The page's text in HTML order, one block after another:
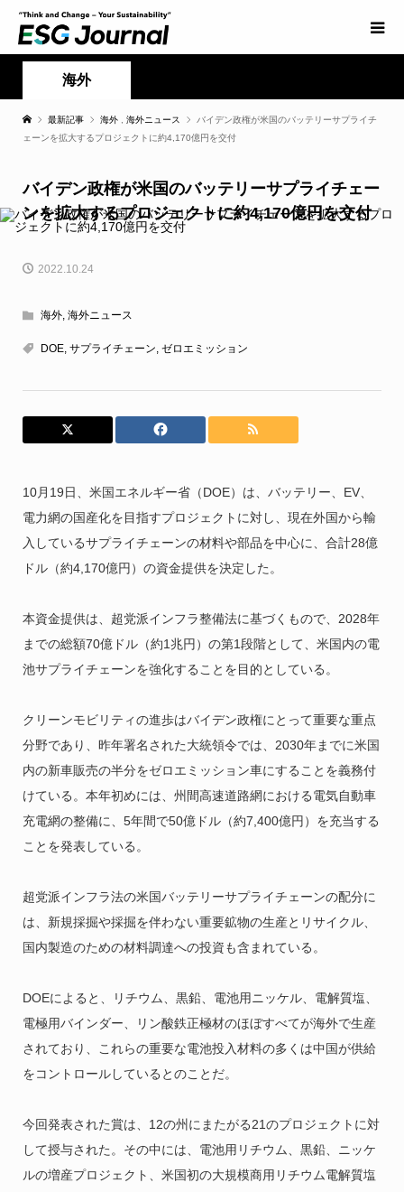
海外
最新記事 海外 海外ニュース
バイデン政権が米国のバッテリーサプライチ
ェーンを拡大するプロジェクトに約4,170億円を交付
バイデン政権が米国のバッテリーサプライチェー
ンを拡大するプロジェクトに約4,170億円を交付
2022.10.24
海外, 海外ニュース
DOE, サプライチェーン, ゼロエミッション
10月19日、米国エネルギー省（DOE）は、バッテリー、EV、
電力網の国産化を目指すプロジェクトに対し、現在外国から輸
入しているサプライチェーンの材料や部品を中心に、合計28億
ドル（約4,170億円）の資金提供を決定した。
本資金提供は、超党派インフラ整備法に基づくもので、2028年
までの総額70億ドル（約1兆円）の第1段階として、米国内の電
池サプライチェーンを強化することを目的としている。
クリーンモビリティの進歩はバイデン政権にとって重要な重点
分野であり、昨年署名された大統領令では、2030年までに米国
内の新車販売の半分をゼロエミッション車にすることを義務付
けている。本年初めには、州間高速道路網における電気自動車
充電網の整備に、5年間で50億ドル（約7,400億円）を充当する
ことを発表している。
超党派インフラ法の米国バッテリーサプライチェーンの配分に
は、新規採掘や採掘を伴わない重要鉱物の生産とリサイクル、
国内製造のための材料調達への投資も含まれている。
DOEによると、リチウム、黒鉛、電池用ニッケル、電解質塩、
電極用バインダー、リン酸鉄正極材のほぼすべてが海外で生産
されており、これらの重要な電池投入材料の多くは中国が供給
をコントロールしているとのことだ。
今回発表された賞は、12の州にまたがる21のプロジェクトに対
して授与された。その中には、電池用リチウム、黒鉛、ニッケ
ルの増産プロジェクト、米国初の大規模商用リチウム電解質塩